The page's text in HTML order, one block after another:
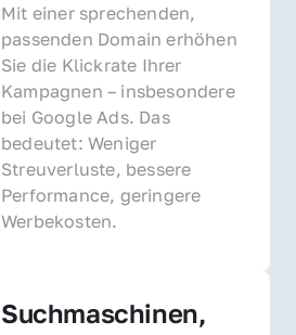
Mit einer sprechenden,
passenden Domain erhöhen
Sie die Klickrate Ihrer
Kampagnen – insbesondere
bei Google Ads. Das
bedeutet: Weniger
Streuverluste, bessere
Performance, geringere
Werbekosten.
Suchmaschinen,